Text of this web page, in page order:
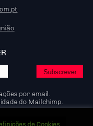
por email.
do Mailchimp.
de Cookies